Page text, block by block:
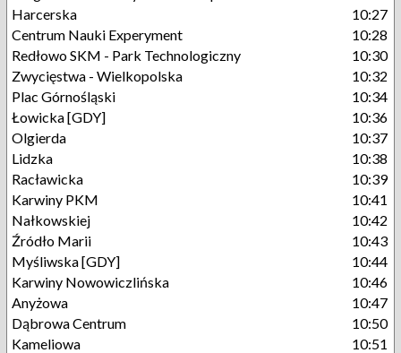
Harcerska
10:27
Centrum Nauki Experyment
10:28
Redłowo SKM - Park Technologiczny
10:30
Zwycięstwa - Wielkopolska
10:32
Plac Górnośląski
10:34
Łowicka [GDY]
10:36
Olgierda
10:37
Lidzka
10:38
Racławicka
10:39
Karwiny PKM
10:41
Nałkowskiej
10:42
Źródło Marii
10:43
Myśliwska [GDY]
10:44
Karwiny Nowowiczlińska
10:46
Anyżowa
10:47
Dąbrowa Centrum
10:50
Kameliowa
10:51